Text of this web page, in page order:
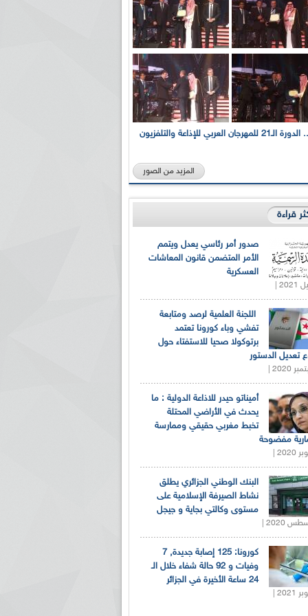
بالصور... الدورة الـ21 للمهرجان العربي للإذاعة والتلفزيون
المزيد من الصور
قراءة
صدور أمر رئاسي يعدل ويتمم
الأمر المتضمن قانون المعاشات
العسكرية
اللجنة العلمية لرصد ومتابعة
تفشي وباء كورونا تعتمد
برتوكولا صحيا للاستفتاء حول
تعديل الدستور
أميناتو حيدر للاذاعة الدولية : ما
يحدث في الأراضي المحتلة
تخبط مغربي حقيقي وممارسة
مفضوحة
البنك الوطني الجزائري يطلق
نشاط الصيرفة الإسلامية على
مستوى وكالتي بجاية و جيجل
كورونا: 125 إصابة جديدة, 7
وفيات و 92 حالة شفاء خلال الـ
24 ساعة الأخيرة في الجزائر